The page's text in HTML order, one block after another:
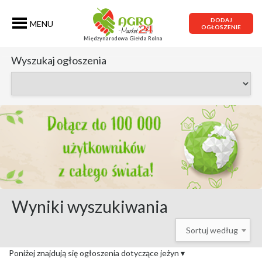
MENU
Międzynarodowa Giełda Rolna
DODAJ
OGŁOSZENIE
Wyszukaj ogłoszenia
Wyniki wyszukiwania
Sortuj według
Poniżej znajdują się ogłoszenia dotyczące jeżyn ▾